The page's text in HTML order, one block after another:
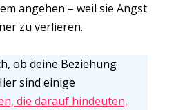
angehen – weil sie Angst
zu verlieren.
ob deine Beziehung
sind einige
die darauf hindeuten,